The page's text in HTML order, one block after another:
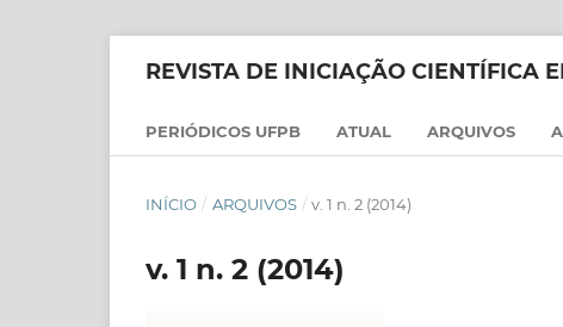
REVISTA DE INICIAÇÃO CIENTÍFICA
PERIÓDICOS UFPB ATUAL ARQUIVOS
INÍCIO / ARQUIVOS / v. 1 n. 2 (2014)
v. 1 n. 2 (2014)